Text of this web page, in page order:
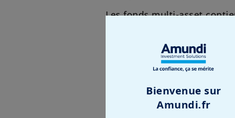
Bienvenue sur
Amundi.fr
Les fonds multi-asset
premières telles que l'or.